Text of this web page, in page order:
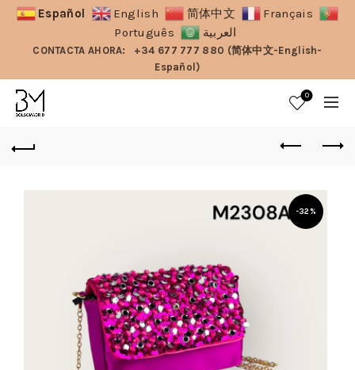
Español English 简体中文
Français
Português
العربية
CONTACTA AHORA:
+34 677 777 880 (简体中文-English-
Español)
0
-32%